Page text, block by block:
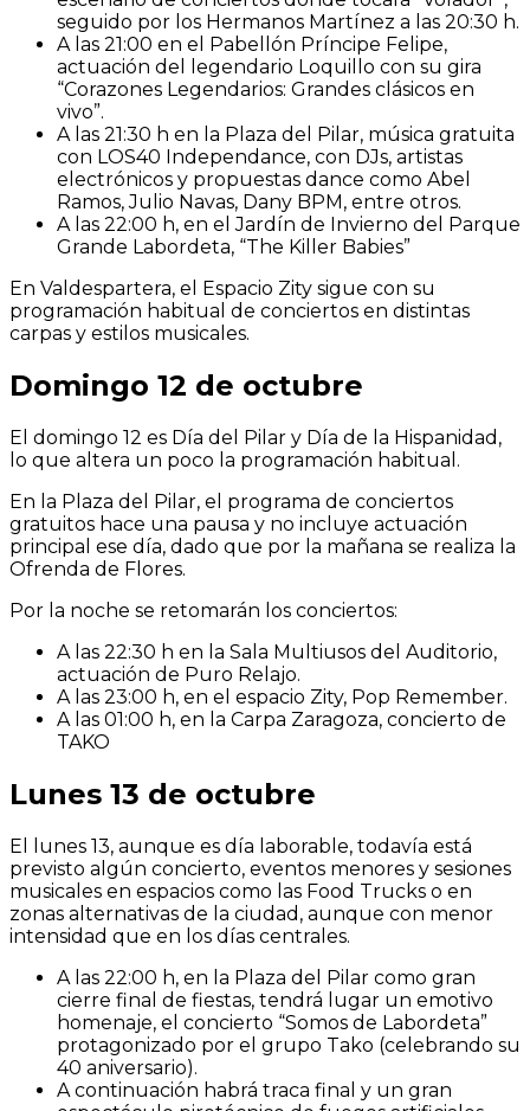
seguido por los Hermanos Martínez a las 20:30 h.
A las 21:00 en el Pabellón Príncipe Felipe,
actuación del legendario Loquillo con su gira
“Corazones Legendarios: Grandes clásicos en
vivo”.
A las 21:30 h en la Plaza del Pilar, música gratuita
con LOS40 Independance, con DJs, artistas
electrónicos y propuestas dance como Abel
Ramos, Julio Navas, Dany BPM, entre otros.
A las 22:00 h, en el Jardín de Invierno del Parque
Grande Labordeta, “The Killer Babies”
En Valdespartera, el Espacio Zity sigue con su
programación habitual de conciertos en distintas
carpas y estilos musicales.
Domingo 12 de octubre
El domingo 12 es Día del Pilar y Día de la Hispanidad,
lo que altera un poco la programación habitual.
En la Plaza del Pilar, el programa de conciertos
gratuitos hace una pausa y no incluye actuación
principal ese día, dado que por la mañana se realiza la
Ofrenda de Flores.
Por la noche se retomarán los conciertos:
A las 22:30 h en la Sala Multiusos del Auditorio,
actuación de Puro Relajo.
A las 23:00 h, en el espacio Zity, Pop Remember.
A las 01:00 h, en la Carpa Zaragoza, concierto de
TAKO
Lunes 13 de octubre
El lunes 13, aunque es día laborable, todavía está
previsto algún concierto, eventos menores y sesiones
musicales en espacios como las Food Trucks o en
zonas alternativas de la ciudad, aunque con menor
intensidad que en los días centrales.
A las 22:00 h, en la Plaza del Pilar como gran
cierre final de fiestas, tendrá lugar un emotivo
homenaje, el concierto “Somos de Labordeta”
protagonizado por el grupo Tako (celebrando su
40 aniversario).
A continuación habrá traca final y un gran